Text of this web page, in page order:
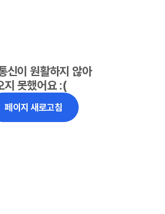
신이 원활하지 않아
지 못했어요 :(
페이지 새로고침